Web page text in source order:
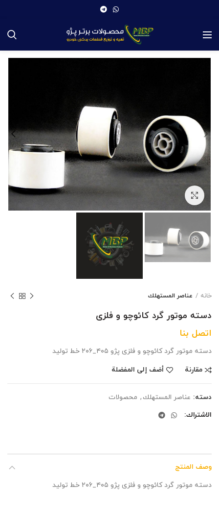
خانه عناصر المستهلك
دسته موتور گرد کائوچو و فلزی
اتصل بنا
دسته موتور گرد کائوچو و فلزی پژو ۴۰۵_۲۰۶ خط تولید
مقارنة
أضف إلى المفضلة
دسته: عناصر المستهلك , محصولات
الاشتراك
وصف المنتج
دسته موتور گرد کائوچو و فلزی پژو ۴۰۵_۲۰۶ خط تولید